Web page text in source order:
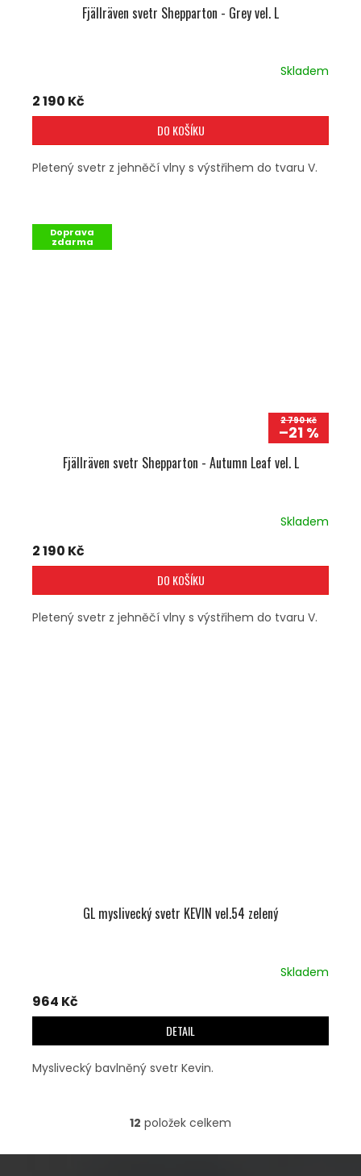
Fjällräven svetr Shepparton - Grey vel. L
Skladem
2 190 Kč
DO KOŠÍKU
Pletený svetr z jehněčí vlny s výstřihem do tvaru V.
Doprava
zdarma
2 790 Kč
–21 %
Fjällräven svetr Shepparton - Autumn Leaf vel. L
Skladem
2 190 Kč
DO KOŠÍKU
Pletený svetr z jehněčí vlny s výstřihem do tvaru V.
GL myslivecký svetr KEVIN vel.54 zelený
Skladem
964 Kč
DETAIL
Myslivecký bavlněný svetr Kevin.
O
L
12 položek celkem